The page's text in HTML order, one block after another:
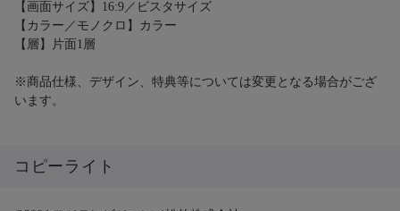
【画面サイズ】16:9／ビスタサイズ
【カラー／モノクロ】カラー
【層】片面1層
※商品仕様、デザイン、特典等については変更となる場合がござ
います。
コピーライト